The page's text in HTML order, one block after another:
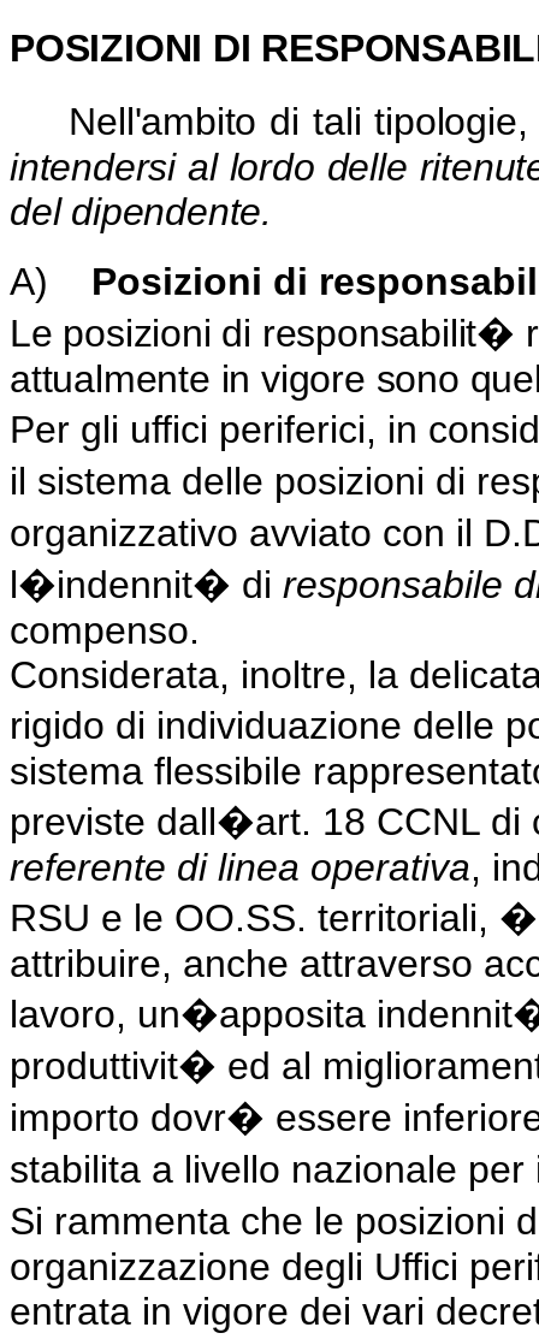
POSIZIONI DI
Nell'ambito di tali
intendersi al lordo delle
del dipendente.
A)
Posizioni di
Le posizioni di responsabilit�
attualmente in vigore sono
Per gli uffici periferici, in
il sistema delle posizioni di
organizzativo avviato con il
l�indennit� di responsabile
compenso.
Considerata, inoltre, la
rigido di individuazione delle
sistema flessibile
previste dall�art. 18 CCNL di
referente di linea operativa,
RSU e le OO.SS. territoriali,
attribuire, anche attraverso
lavoro, un�apposita
produttivit� ed al
importo dovr� essere
stabilita a livello nazionale
Si rammenta che le posizioni
organizzazione degli Uffici
entrata in vigore dei vari